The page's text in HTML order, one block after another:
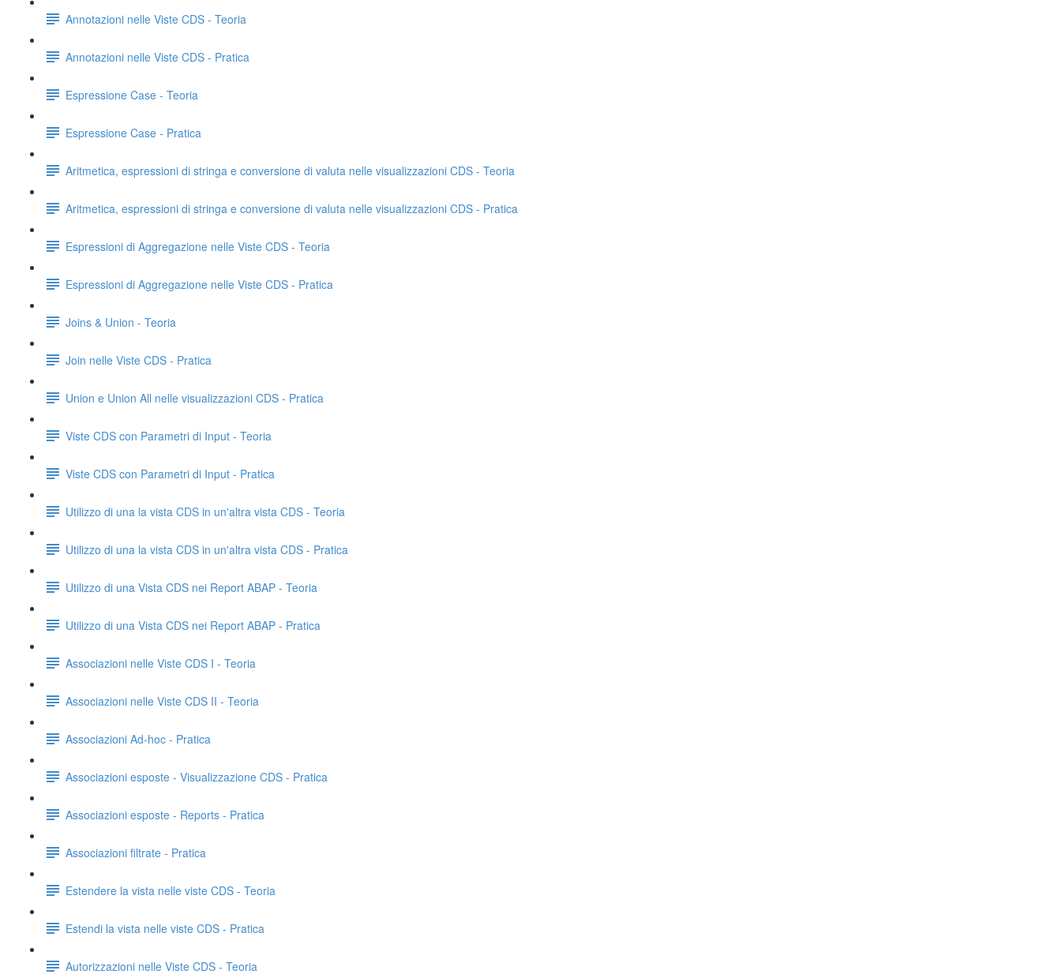
Annotazioni nelle Viste CDS - Teoria
Annotazioni nelle Viste CDS - Pratica
Espressione Case - Teoria
Espressione Case - Pratica
Aritmetica, espressioni di stringa e conversione di valuta nelle visualizzazioni CDS - Teoria
Aritmetica, espressioni di stringa e conversione di valuta nelle visualizzazioni CDS - Pratica
Espressioni di Aggregazione nelle Viste CDS - Teoria
Espressioni di Aggregazione nelle Viste CDS - Pratica
Joins & Union - Teoria
Join nelle Viste CDS - Pratica
Union e Union All nelle visualizzazioni CDS - Pratica
Viste CDS con Parametri di Input - Teoria
Viste CDS con Parametri di Input - Pratica
Utilizzo di una la vista CDS in un'altra vista CDS - Teoria
Utilizzo di una la vista CDS in un'altra vista CDS - Pratica
Utilizzo di una Vista CDS nei Report ABAP - Teoria
Utilizzo di una Vista CDS nei Report ABAP - Pratica
Associazioni nelle Viste CDS I - Teoria
Associazioni nelle Viste CDS II - Teoria
Associazioni Ad-hoc - Pratica
Associazioni esposte - Visualizzazione CDS - Pratica
Associazioni esposte - Reports - Pratica
Associazioni filtrate - Pratica
Estendere la vista nelle viste CDS - Teoria
Estendi la vista nelle viste CDS - Pratica
Autorizzazioni nelle Viste CDS - Teoria